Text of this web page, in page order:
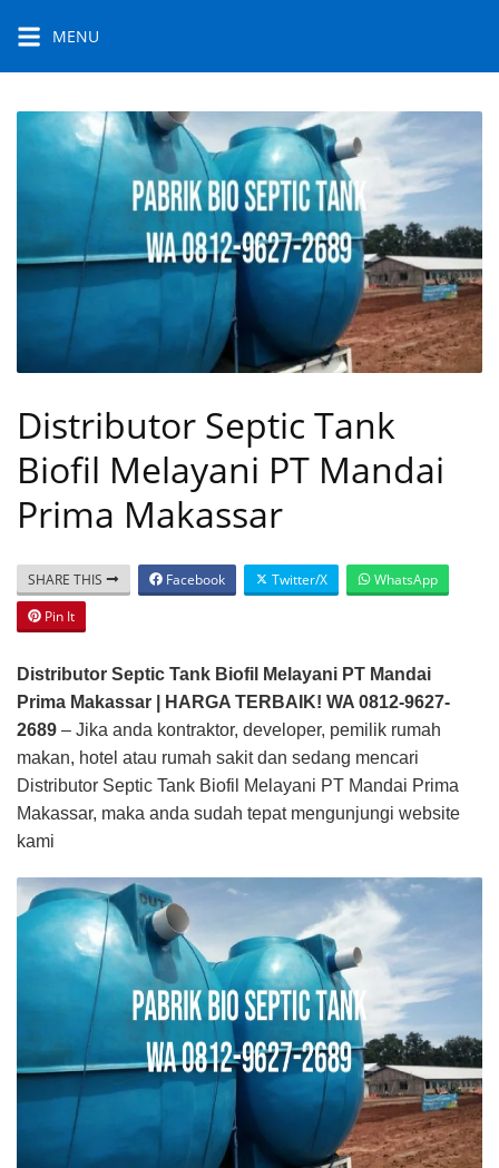
content
MENU
Distributor Septic Tank
Biofil Melayani PT Mandai
Prima Makassar
SHARE THIS Facebook Twitter/X
WhatsApp
Pin It
Distributor Septic Tank Biofil Melayani PT Mandai
Prima Makassar | HARGA TERBAIK! WA 0812-9627-
2689 – Jika anda kontraktor, developer, pemilik rumah
makan, hotel atau rumah sakit dan sedang mencari
Distributor Septic Tank Biofil Melayani PT Mandai Prima
Makassar, maka anda sudah tepat mengunjungi website
kami